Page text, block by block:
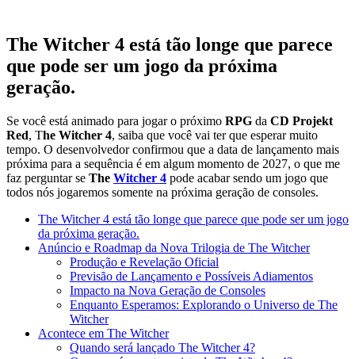
The Witcher 4 está tão longe que parece
que pode ser um jogo da próxima
geração.
Se você está animado para jogar o próximo RPG da CD Projekt
Red, The Witcher 4, saiba que você vai ter que esperar muito
tempo. O desenvolvedor confirmou que a data de lançamento mais
próxima para a sequência é em algum momento de 2027, o que me
faz perguntar se The Witcher 4 pode acabar sendo um jogo que
todos nós jogaremos somente na próxima geração de consoles.
The Witcher 4 está tão longe que parece que pode ser um jogo
da próxima geração.
Anúncio e Roadmap da Nova Trilogia de The Witcher
Produção e Revelação Oficial
Previsão de Lançamento e Possíveis Adiamentos
Impacto na Nova Geração de Consoles
Enquanto Esperamos: Explorando o Universo de The
Witcher
Acontece em The Witcher
Quando será lançado The Witcher 4?